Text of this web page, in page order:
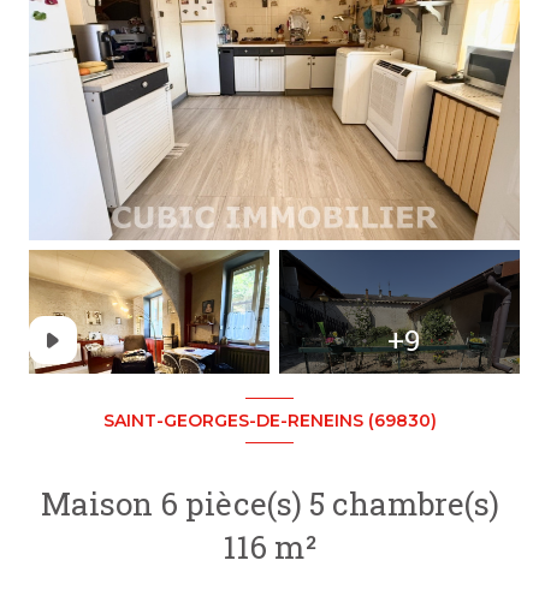
+9
SAINT-GEORGES-DE-RENEINS (69830)
Maison 6 pièce(s) 5 chambre(s)
116 m²